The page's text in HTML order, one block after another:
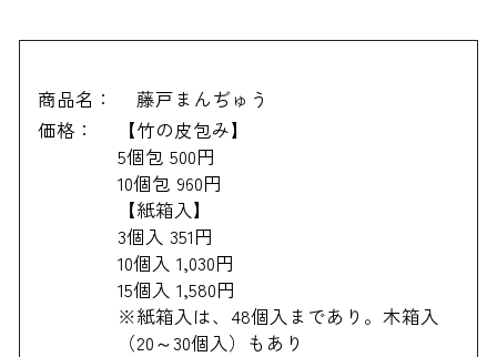
商品名：
藤戸まんぢゅう
価格：
【竹の皮包み】
5個包 500円
10個包 960円
【紙箱入】
3個入 351円
10個入 1,030円
15個入 1,580円
※紙箱入は、48個入まであり。木箱入
（20～30個入）もあり